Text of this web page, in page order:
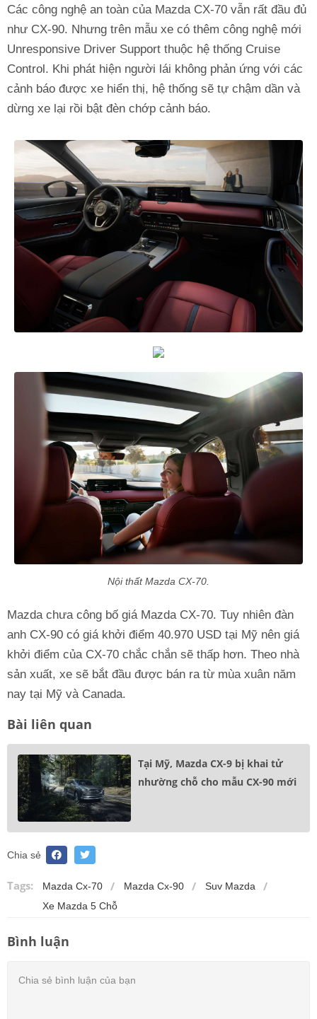
Các công nghệ an toàn của Mazda CX-70 vẫn rất đầu đủ
như CX-90. Nhưng trên mẫu xe có thêm công nghệ mới
Unresponsive Driver Support thuộc hệ thống Cruise
Control. Khi phát hiện người lái không phản ứng với các
cảnh báo được xe hiển thị, hệ thống sẽ tự chậm dần và
dừng xe lại rồi bật đèn chớp cảnh báo.
Nội thất Mazda CX-70.
Mazda chưa công bố giá Mazda CX-70. Tuy nhiên đàn
anh CX-90 có giá khởi điểm 40.970 USD tại Mỹ nên giá
khởi điểm của CX-70 chắc chắn sẽ thấp hơn. Theo nhà
sản xuất, xe sẽ bắt đầu được bán ra từ mùa xuân năm
nay tại Mỹ và Canada.
Bài liên quan
Tại Mỹ, Mazda CX-9 bị khai tử
nhường chỗ cho mẫu CX-90 mới
Chia sẻ
Tags: Mazda Cx-70 Mazda Cx-90
Suv Mazda
Xe Mazda 5 Chỗ
Bình luận